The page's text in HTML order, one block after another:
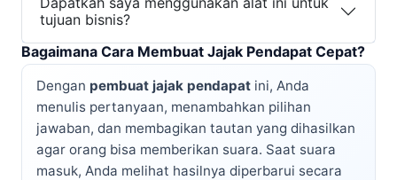
tujuan bisnis?
Bagaimana Cara Membuat Jajak Pendapat Cepat?
Dengan pembuat jajak pendapat ini, Anda
menulis pertanyaan, menambahkan pilihan
jawaban, dan membagikan tautan yang dihasilkan
agar orang bisa memberikan suara. Saat suara
masuk, Anda melihat hasilnya diperbarui secara